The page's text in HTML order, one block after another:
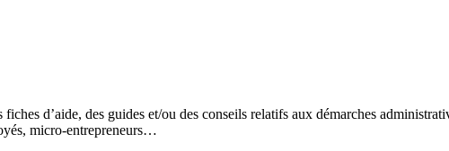
d’aide, des guides et/ou des conseils relatifs aux démarches
micro-entrepreneurs…